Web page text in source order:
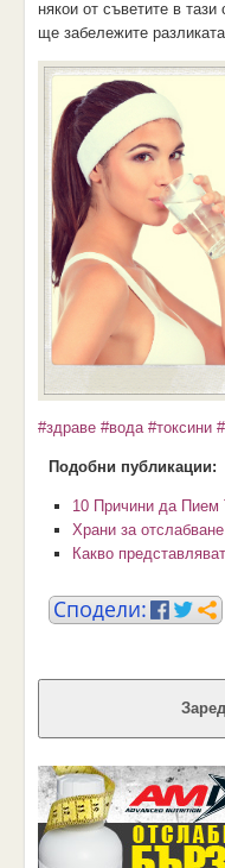
някои от съветите в
ще забележите
#здраве #вода #токсини
Подобни публикации:
10 Причини да
Храни за
Какво